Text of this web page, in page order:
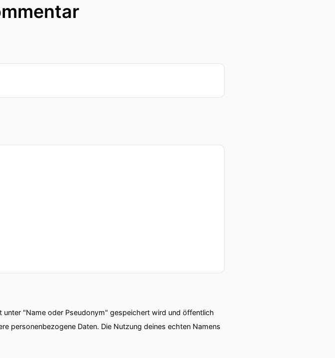
"Name oder Pseudonym" gespeichert wird und öffentlich
personenbezogene Daten. Die Nutzung deines echten Namens